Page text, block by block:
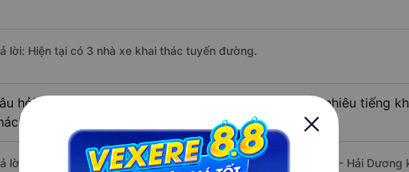
lời: Hiện tại có 3 nhà xe khai thác tuyến đường.
hỏi: Từ Hà Giang đi Chí Linh - Hải Dương mất bao nhiêu tiếng
lời: Thời gian di chuyển bằng xe khách từ Hà Giang đi Chí Linh - Hải